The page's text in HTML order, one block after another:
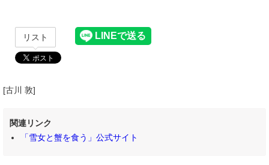
リスト
[古川 敦]
関連リンク
「雪女と蟹を食う」公式サイト